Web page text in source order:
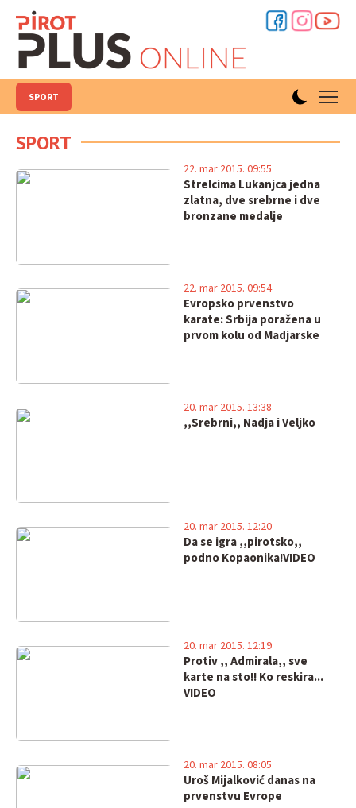
SPORT
SPORT
Strelcima Lukanjca jedna
zlatna, dve srebrne i dve
bronzane medalje
22. mar 2015. 09:55
Evropsko prvenstvo
karate: Srbija poražena u
prvom kolu od Madjarske
22. mar 2015. 09:54
,,Srebrni,, Nadja i Veljko
20. mar 2015. 13:38
Da se igra ,,pirotsko,,
podno Kopaonika!VIDEO
20. mar 2015. 12:20
Protiv ,, Admirala,, sve
karte na sto!! Ko reskira...
VIDEO
20. mar 2015. 12:19
Uroš Mijalković danas na
prvenstvu Evrope
20. mar 2015. 08:05